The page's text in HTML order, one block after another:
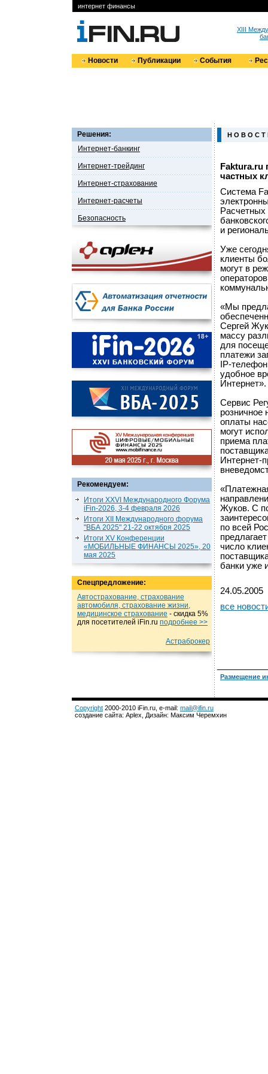
интернет финансы
XIII
Новости Публикации События
Решения:
Интернет-банкинг
Интернет-трейдинг
Интернет-страхование
Интернет-расчеты
Безопасность
Рекомендуем:
Итоги XXVI Международного Форума
iFin-2026, 3-4 февраля 2026
Итоги XII Международного форума
"ВБА 2025" 21-22 октября 2025
Итоги XV Конференции
«МОБИЛЬНЫЕ ФИНАНСЫ 2025», 20
мая 2025
Спецпредложение:
Автострахование, страхование
автомобиля, страхование жизни,
медицинское страхование - cкидка 5%
для посетителей iFin.ru подробнеe >>
Астраброкер
Н О В О С Т
частных
Система
Расчетных
и
Уже
клиенты
могут в
«Мы
Сергей
массу
для
платежи
IP-
удобное
Интернет».
Сервис
розничное
оплаты
могут
приема
Интернет-
Жуков. С
по всей
число
банки уже
24.05.2005
все
Размещение
Copyright 2000-2010 iFin.ru, e-mail: mail@ifin.ru
создание сайта: Aplex, Дизайн: Максим Черемхин